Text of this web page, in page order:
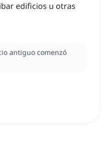
edificios u otras
antiguo comenzó